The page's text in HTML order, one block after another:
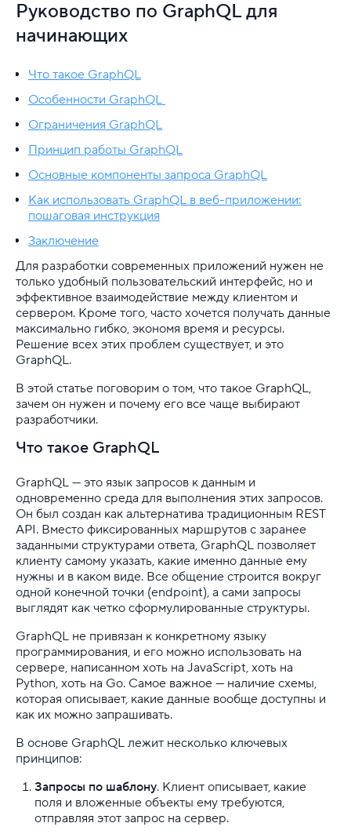
Облачная платформа
Почта
Партнерская программа
SSL
Реклама и продвижение
Для разработки
Выделенные серверы
Правила оказания услуг и ограничения
Полезная информация
Резервирование и восстановление БД в облачной
Реляционные базы данных: что это и для чего
Руководство по Git push
Руководство по GraphQL для начинающих
Руководство по MSSQL для новичков
Системы управления базами данных: что такое
Структура и типы файловых систем в Linux
Управление конфигурациями серверов в облаке
Установка KVM на Astra Linux
Установка Zabbix на Ubuntu и Debian
Руководство по GraphQL для
начинающих
Что такое GraphQL
Особенности GraphQL
Ограничения GraphQL
Принцип работы GraphQL
Основные компоненты запроса GraphQL
Как использовать GraphQL в веб-приложении:
пошаговая инструкция
Заключение
Для разработки современных приложений нужен не
только удобный пользовательский интерфейс, но и
эффективное взаимодействие между клиентом и
сервером. Кроме того, часто хочется получать данные
максимально гибко, экономя время и ресурсы.
Решение всех этих проблем существует, и это
GraphQL.
В этой статье поговорим о том, что такое GraphQL,
зачем он нужен и почему его все чаще выбирают
разработчики.
Что такое GraphQL
GraphQL — это язык запросов к данным и
одновременно среда для выполнения этих запросов.
Он был создан как альтернатива традиционным REST
API. Вместо фиксированных маршрутов с заранее
заданными структурами ответа, GraphQL позволяет
клиенту самому указать, какие именно данные ему
нужны и в каком виде. Все общение строится вокруг
одной конечной точки (endpoint), а сами запросы
выглядят как четко сформулированные структуры.
GraphQL не привязан к конкретному языку
программирования, и его можно использовать на
сервере, написанном хоть на JavaScript, хоть на
Python, хоть на Go. Самое важное — наличие схемы,
которая описывает, какие данные вообще доступны и
как их можно запрашивать.
В основе GraphQL лежит несколько ключевых
принципов:
Запросы по шаблону. Клиент описывает, какие
поля и вложенные объекты ему требуются,
отправляя этот запрос на сервер.